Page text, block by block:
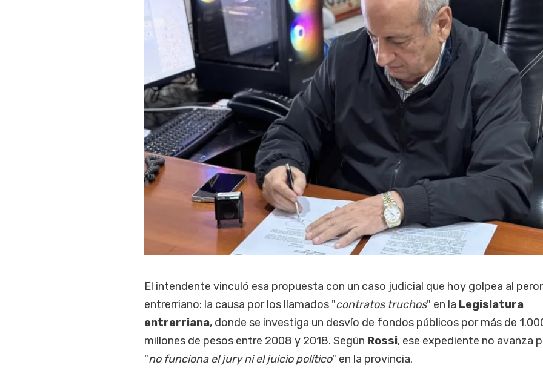
El intendente vinculó esa propuesta con un caso judicial que hoy golpea al
entrerriano: la causa por los llamados "contratos truchos" en la Legislatura
entrerriana, donde se investiga un desvío de fondos públicos por más de
millones de pesos entre 2008 y 2018. Según Rossi, ese expediente no avanza
"no funciona el jury ni el juicio político" en la provincia.